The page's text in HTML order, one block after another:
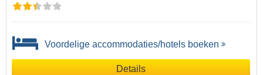
Voordelige accommodaties/hotels boeken
Details